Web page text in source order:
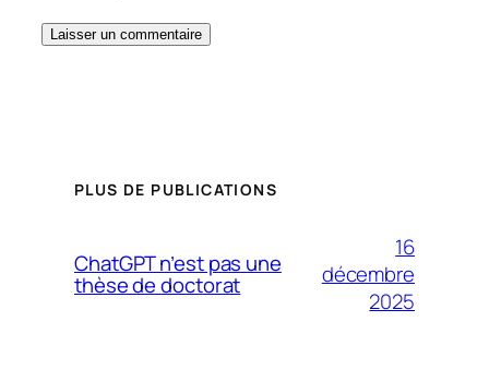
PLUS DE PUBLICATIONS
ChatGPT n’est pas une
thèse de doctorat
16
décembre
2025